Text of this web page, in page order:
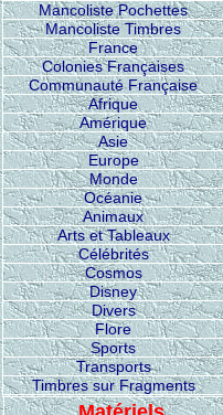
Mancoliste Pochettes
Mancoliste Timbres
France
Colonies Françaises
Communauté Française
Afrique
Amérique
Asie
Europe
Monde
Océanie
Animaux
Arts et Tableaux
Célébrités
Cosmos
Disney
Divers
Flore
Sports
Transports
Timbres sur Fragments